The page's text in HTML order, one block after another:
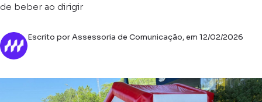
de beber ao dirigir
Escrito por Assessoria de Comunicação, em 12/02/2026